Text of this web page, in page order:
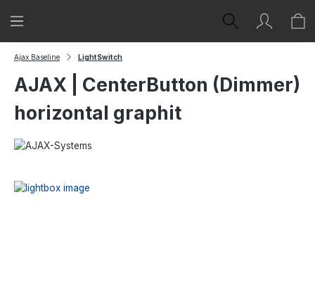
Zum Hauptinhalt springen
Ajax Baseline LightSwitch
AJAX | CenterButton (Dimmer)
horizontal graphit